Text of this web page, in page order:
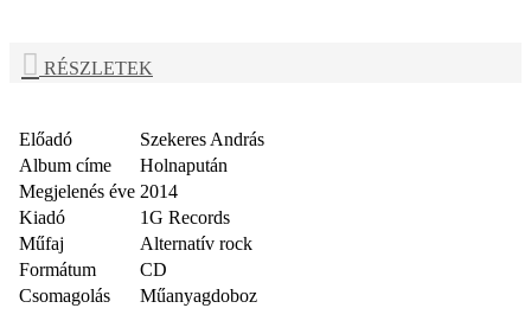
RÉSZLETEK
Előadó
Szekeres András
Album címe
Holnapután
Megjelenés éve 2014
Kiadó
1G Records
Műfaj
Alternatív rock
Formátum
CD
Csomagolás
Műanyagdoboz